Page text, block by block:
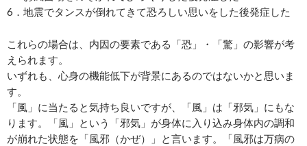
6．地震でタンスが倒れてきて恐ろしい思いをした後発症した
これらの場合は、内因の要素である「恐」・「驚」の影響が考
えられます。
いずれも、心身の機能低下が背景にあるのではないかと思いま
す。
「風」に当たると気持ち良いですが、「風」は「邪気」にもな
ります。「風」という「邪気」が身体に入り込み身体内の調和
が崩れた状態を「風邪（かぜ）」と言います。「風邪は万病の